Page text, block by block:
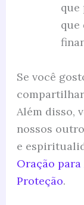
que
que
Se você
Além disso,
nossos
e
Oração
Proteção.